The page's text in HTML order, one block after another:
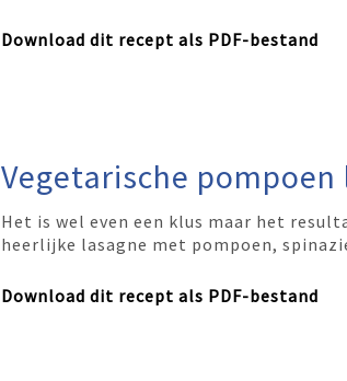
Download dit recept als PDF-bestand
Vegetarische pompoen
Het is wel even een klus maar het
heerlijke lasagne met pompoen,
Download dit recept als PDF-bestand